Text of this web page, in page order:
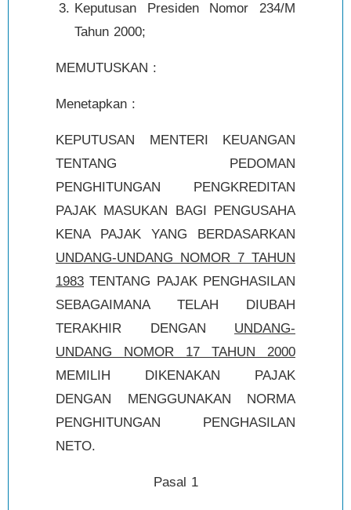
Keputusan Presiden Nomor 234/M
Tahun 2000;
MEMUTUSKAN :
Menetapkan :
KEPUTUSAN MENTERI KEUANGAN
TENTANG PEDOMAN
PENGHITUNGAN PENGKREDITAN
PAJAK MASUKAN BAGI PENGUSAHA
KENA PAJAK YANG BERDASARKAN
UNDANG-UNDANG NOMOR 7 TAHUN
1983 TENTANG PAJAK PENGHASILAN
SEBAGAIMANA TELAH DIUBAH
TERAKHIR DENGAN UNDANG-
UNDANG NOMOR 17 TAHUN 2000
MEMILIH DIKENAKAN PAJAK
DENGAN MENGGUNAKAN NORMA
PENGHITUNGAN PENGHASILAN
NETO.
Pasal 1